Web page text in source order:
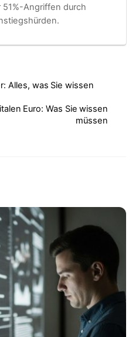
Angriffen durch
Alles, was Sie wissen
Euro: Was Sie wissen
müssen